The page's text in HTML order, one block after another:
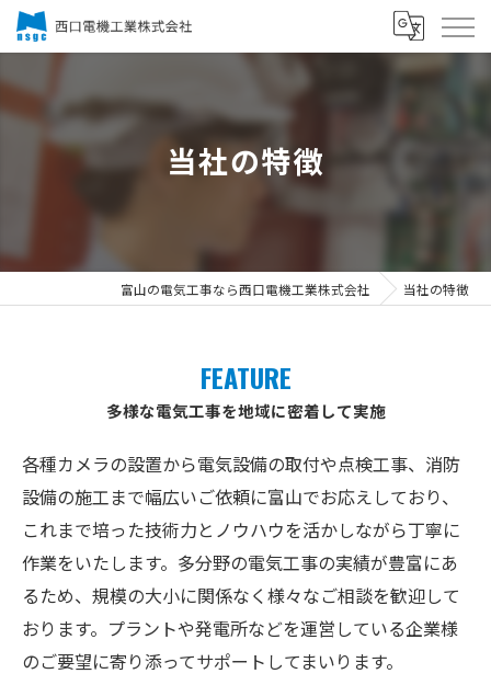
当社の特徴
富山の電気工事なら西口電機工業株式会社 当社の特徴
多様な電気工事を地域に密着して実施
FEATURE
各種カメラの設置から電気設備の取付や点検工事、消防
設備の施工まで幅広いご依頼に富山でお応えしており、
これまで培った技術力とノウハウを活かしながら丁寧に
作業をいたします。多分野の電気工事の実績が豊富にあ
るため、規模の大小に関係なく様々なご相談を歓迎して
おります。プラントや発電所などを運営している企業様
のご要望に寄り添ってサポートしてまいります。